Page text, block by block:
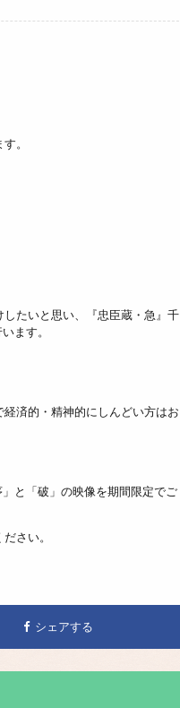
。
たいと思い、『忠臣蔵・急』千
ます。
済的・精神的にしんどい方はお
と「破」の映像を期間限定でご
さい。
シェアする